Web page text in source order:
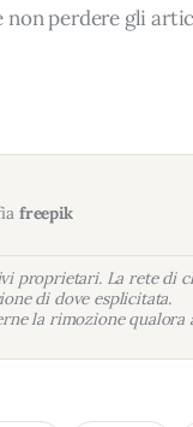
non perdere gli
freepik
proprietari. La rete di
di dove esplicitata.
la rimozione qualora